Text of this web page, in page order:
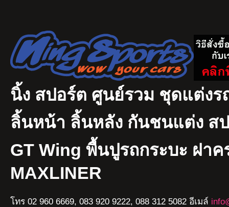
นิ้ง สปอร์ต ศูนย์รวม ชุดแต่งร
ลิ้นหน้า ลิ้นหลัง กันชนแต่ง สป
GT Wing พื้นปูรถกระบะ ฝาค
MAXLINER
โทร 02 960 6669, 083 920 9222, 088 312 5082 อีเมล์